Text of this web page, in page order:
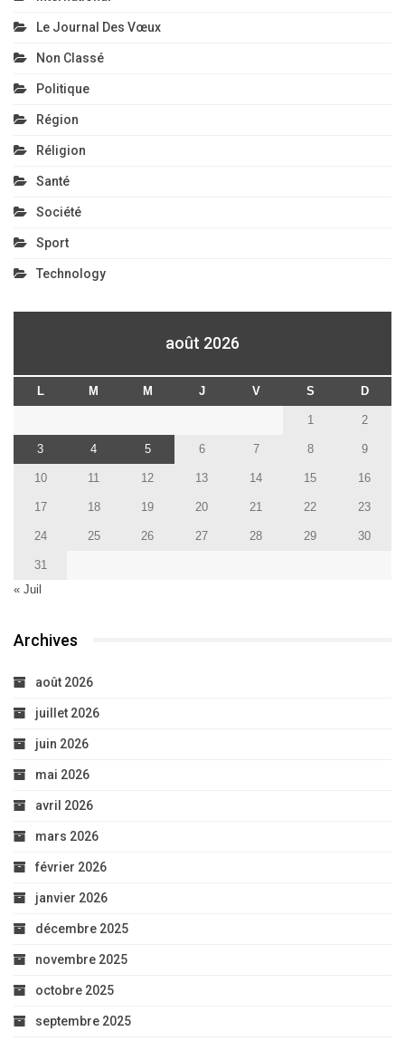
Le Journal Des Vœux
Non Classé
Politique
Région
Réligion
Santé
Société
Sport
Technology
août 2026
L M M J V S D
1 2
3 4 5 6 7 8 9
10 11 12 13 14 15 16
17 18 19 20 21 22 23
24 25 26 27 28 29 30
31
« Juil
Archives
août 2026
juillet 2026
juin 2026
mai 2026
avril 2026
mars 2026
février 2026
janvier 2026
décembre 2025
novembre 2025
octobre 2025
septembre 2025